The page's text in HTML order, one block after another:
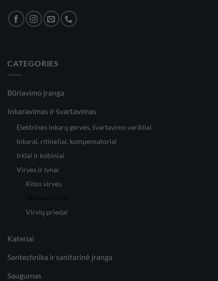
CATEGORIES
Būriavimo įranga
Inkaravimas ir švartavimas
Elektrinės inkarų gervės, švartavimo varikliai
Inkarai, ritinėliai, kompensatoriai
Irklai ir kobiniai
Virvės ir lynai
Kitos virvės
Virvių priedai
Kateriai
Santechnika ir sanitarinė įranga
Saugumas